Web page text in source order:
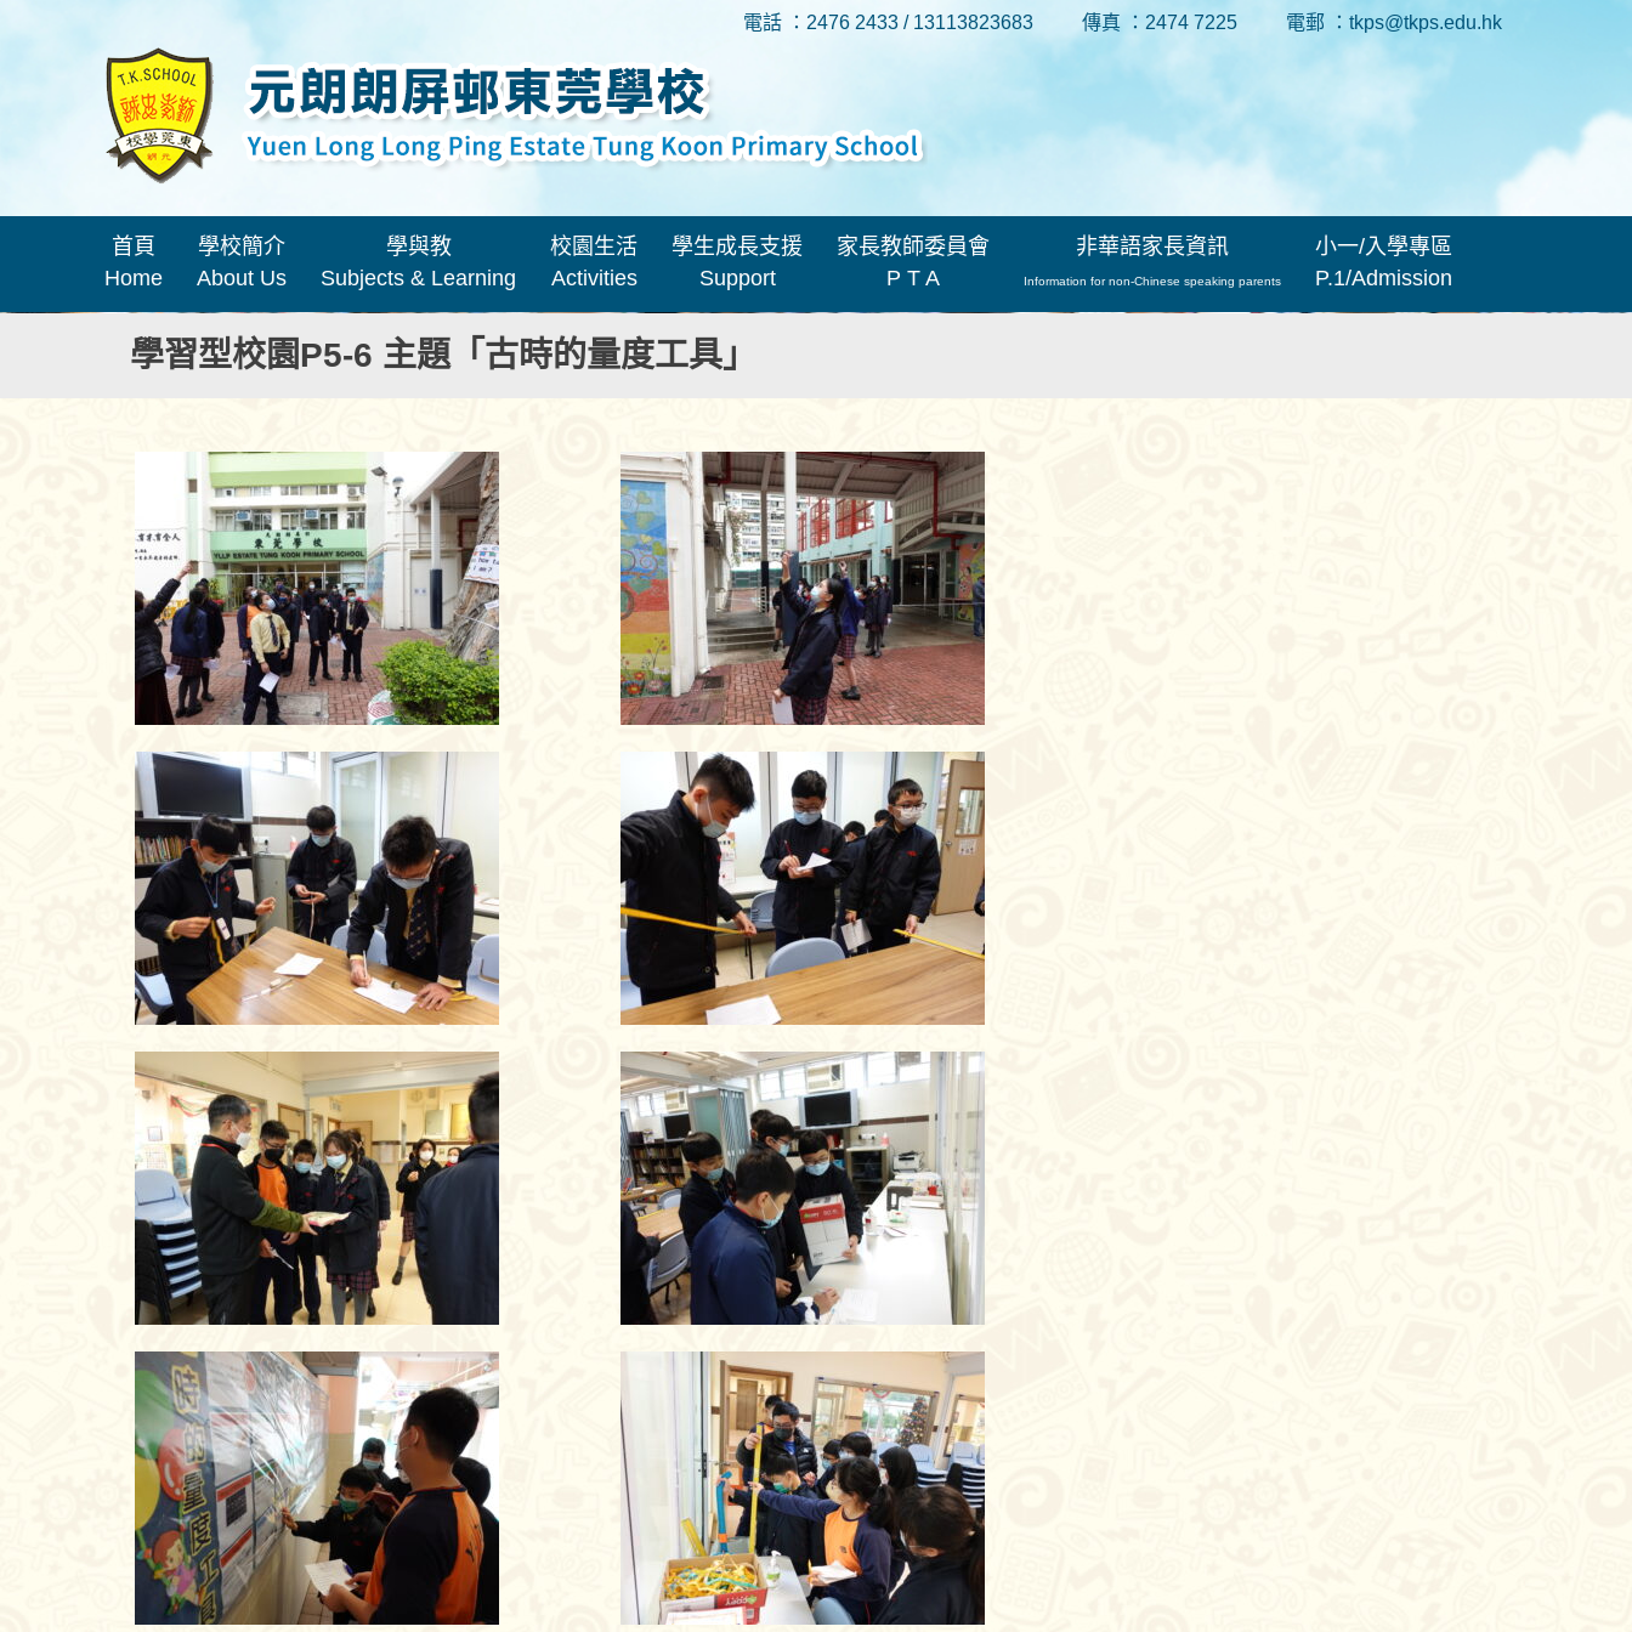
電話 ：2476 2433 / 13113823683 傳真 ：2474 7225 電郵 ：tkps@tkps.edu.hk
首頁
Home
學校簡介
About Us
學與教
Subjects & Learning
校園生活
Activities
學生成長支援
Support
家長教師委員會
P T A
非華語家長資訊
Information for non-Chinese speaking parents
小一/入學專區
P.1/Admission
學習型校園P5-6 主題「古時的量度工具」